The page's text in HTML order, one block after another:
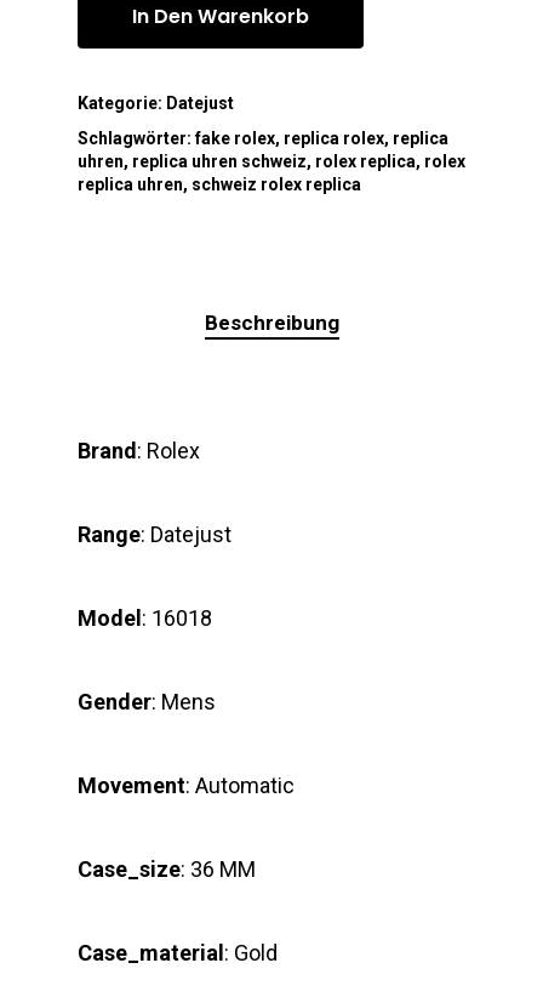
In Den Warenkorb
Kategorie: Datejust
Schlagwörter:fake rolex, replica rolex, replica
uhren, replica uhren schweiz, rolex replica, rolex
replica uhren, schweiz rolex replica
Beschreibung
Brand: Rolex
Range: Datejust
Model: 16018
Gender: Mens
Movement: Automatic
Case_size: 36 MM
Case_material: Gold